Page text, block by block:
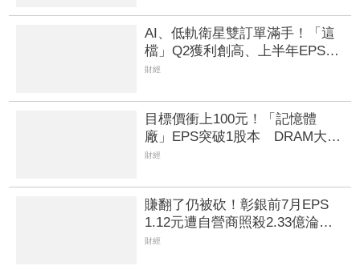
AI、低軌衛星雙訂單滿手！「這
檔」Q2獲利創高、上半年EPS衝
2.5元 全年營運看旺
財經
目標價衝上100元！「記憶體
廠」EPS突破1股本 DRAM大漲
45%＋合作美光獲利迎轉機
財經
賺翻了仍被砍！彰銀前7月EPS
1.12元遭自營商照殺2.33億淪賣
超王 「這檔記憶體」營收創高
財經